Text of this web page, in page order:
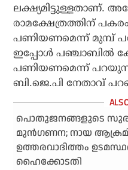
ലക്ഷ്യമിട്ടുള്ളതാണ്.
രാമക്ഷേത്രത്തിന്
പണിയണമെന്ന് മുമ്പ്
ഇപ്പോള്‍ പഞ്ചാബില്‍
പണിയണമെന്ന്
ബി.ജെ.പി നേതാവ്
പൊതുജനങ്ങളുടെ
മുന്‍ഗണന; നായ
ഉത്തരവാദിത്തം
ഹൈക്കോടതി